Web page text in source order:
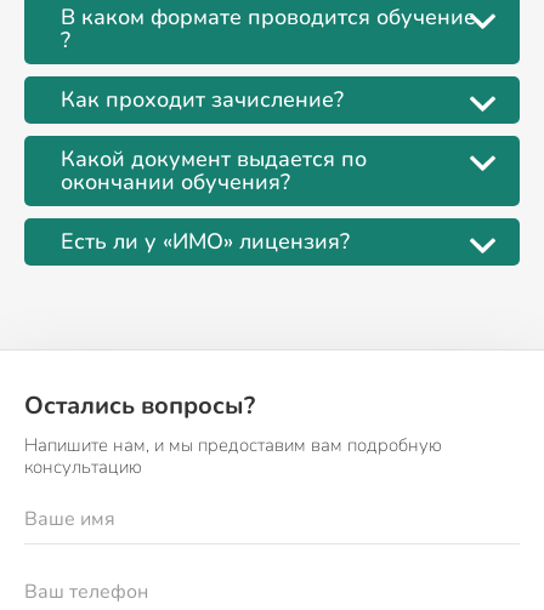
В каком формате проводится обучение
?
Как проходит зачисление?
Какой документ выдается по
окончании обучения?
Есть ли у «ИМО» лицензия?
Остались вопросы?
Напишите нам, и мы предоставим вам подробную
консультацию